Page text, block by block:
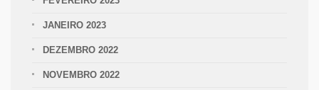
JANEIRO 2023
DEZEMBRO 2022
NOVEMBRO 2022